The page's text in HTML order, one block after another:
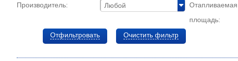
Производитель: Любой
Отапливаемая
площадь:
Очистить фильтр
Отфильтровать